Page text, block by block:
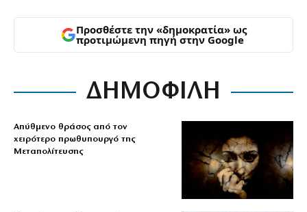
Προσθέστε την «δημοκρατία» ως
προτιμώμενη πηγή στην Google
ΔΗΜΟΦΙΛΗ
Απύθμενο θράσος από τον
χειρότερο πρωθυπουργό της
Μεταπολίτευσης